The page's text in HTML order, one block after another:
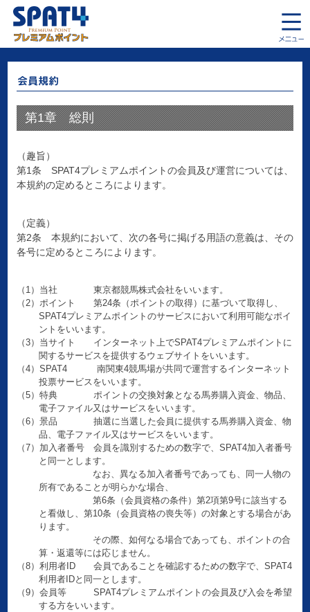
第1章 総則
（趣旨）
第1条 SPAT4プレミアムポイントの会員及び運営については、
本規約の定めるところによります。
（定義）
第2条 本規約において、次の各号に掲げる用語の意義は、その
各号に定めるところによります。
（1）当社 東京都競馬株式会社をいいます。
（2）ポイント 第24条（ポイントの取得）に基づいて取得し、
SPAT4プレミアムポイントのサービスにおいて利用可能なポイ
ントをいいます。
（3）当サイト インターネット上でSPAT4プレミアムポイントに
関するサービスを提供するウェブサイトをいいます。
（4）SPAT4 南関東4競馬場が共同で運営するインターネット
投票サービスをいいます。
（5）特典 ポイントの交換対象となる馬券購入資金、物品、
電子ファイル又はサービスをいいます。
（6）景品 抽選に当選した会員に提供する馬券購入資金、物
品、電子ファイル又はサービスをいいます。
（7）加入者番号 会員を識別するための数字で、SPAT4加入者番号
と同一とします。
なお、異なる加入者番号であっても、同一人物の
所有であることが明らかな場合、
第6条（会員資格の条件）第2項第9号に該当する
と看做し、第10条（会員資格の喪失等）の対象とする場合があ
ります。
その際、如何なる場合であっても、ポイントの合
算・返還等には応じません。
（8）利用者ID 会員であることを確認するための数字で、SPAT4
利用者IDと同一とします。
（9）会員等 SPAT4プレミアムポイントの会員及び入会を希望
する方をいいます。